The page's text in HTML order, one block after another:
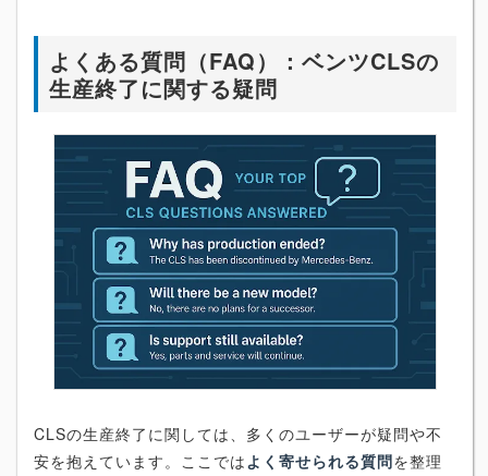
よくある質問（FAQ）：ベンツCLSの
生産終了に関する疑問
CLSの生産終了に関しては、多くのユーザーが疑問や不
安を抱えています。ここではよく寄せられる質問を整理